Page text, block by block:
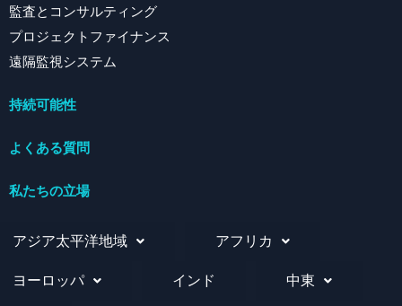
監査とコンサルティング
プロジェクトファイナンス
遠隔監視システム
持続可能性
よくある質問
私たちの立場
アジア太平洋地域 アフリカ
ヨーロッパ インド 中東